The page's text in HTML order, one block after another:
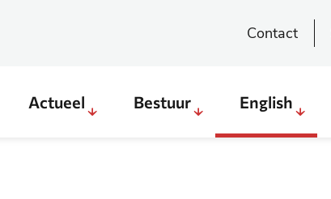
Contact
Actueel Bestuur English